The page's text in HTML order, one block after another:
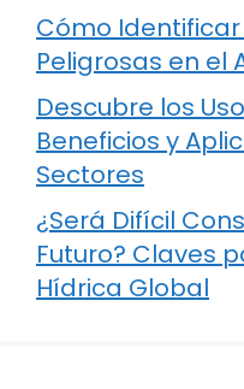
Cómo
Peligrosas en el
Descubre los
Beneficios y
Sectores
¿Será Difícil
Futuro? Claves
Hídrica Global